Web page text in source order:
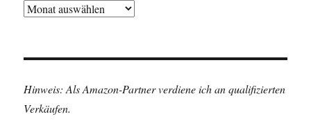
Archiv
Hinweis: Als Amazon-Partner verdiene ich an qualifizierten
Verkäufen.